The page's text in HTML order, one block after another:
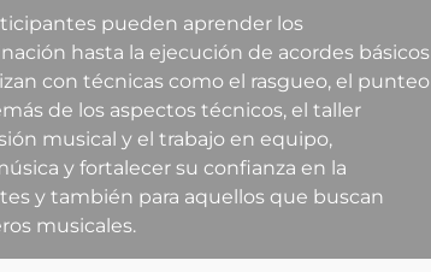
pueden aprender los
hasta la ejecución de acordes básicos
con técnicas como el rasgueo, el punteo
de los aspectos técnicos, el taller
musical y el trabajo en equipo,
y fortalecer su confianza en la
y también para aquellos que buscan
musicales.